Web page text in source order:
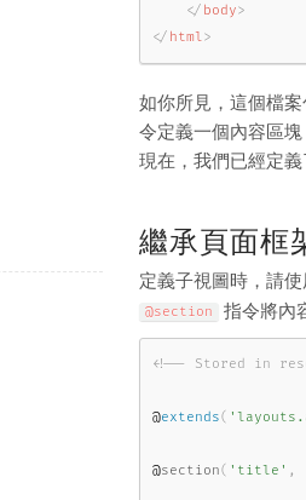
</ body>
</ html>
如你所見，這個檔
令定義一個內容區塊
現在，我們已經定
繼承頁面框
定義子視圖時，請使
@section 指令將內
<!-- Stored in
@extends(
@section( 'title' ,